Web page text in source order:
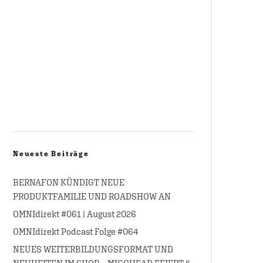
Neueste Beiträge
BERNAFON KÜNDIGT NEUE
PRODUKTFAMILIE UND ROADSHOW AN
OMNIdirekt #061 | August 2026
OMNIdirekt Podcast Folge #064
NEUES WEITERBILDUNGSFORMAT UND